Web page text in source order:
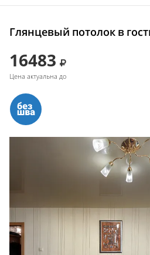
Глянцевый потолок в
16483
Цена актуальна до